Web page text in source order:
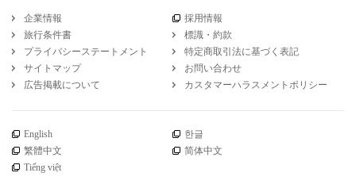
企業情報
採用情報
旅行条件書
標識・約款
プライバシーステートメント
特定商取引法に基づく表記
サイトマップ
お問い合わせ
広告掲載について
カスタマーハラスメントポリシー
English
한글
繁體中文
简体中文
Tiếng việt